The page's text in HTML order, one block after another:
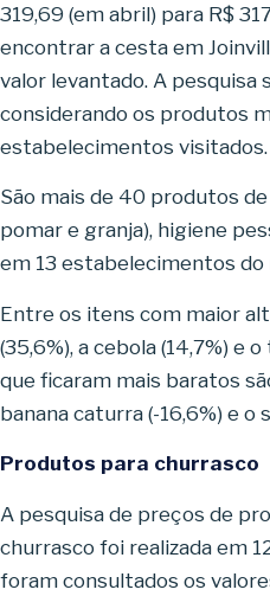
319,69 (em abril) para R$
encontrar a cesta em
valor levantado. A pesquisa
considerando os produtos
estabelecimentos visitados.
São mais de 40 produtos
pomar e granja), higiene
em 13 estabelecimentos do
Entre os itens com maior
(35,6%), a cebola (14,7%) e
que ficaram mais baratos
banana caturra (-16,6%) e o
Produtos para churrasco
A pesquisa de preços de
churrasco foi realizada em
foram consultados os